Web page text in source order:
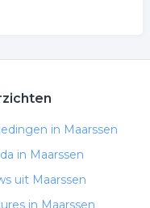
in Maarssen
in Maarssen
uit Maarssen
in Maarssen